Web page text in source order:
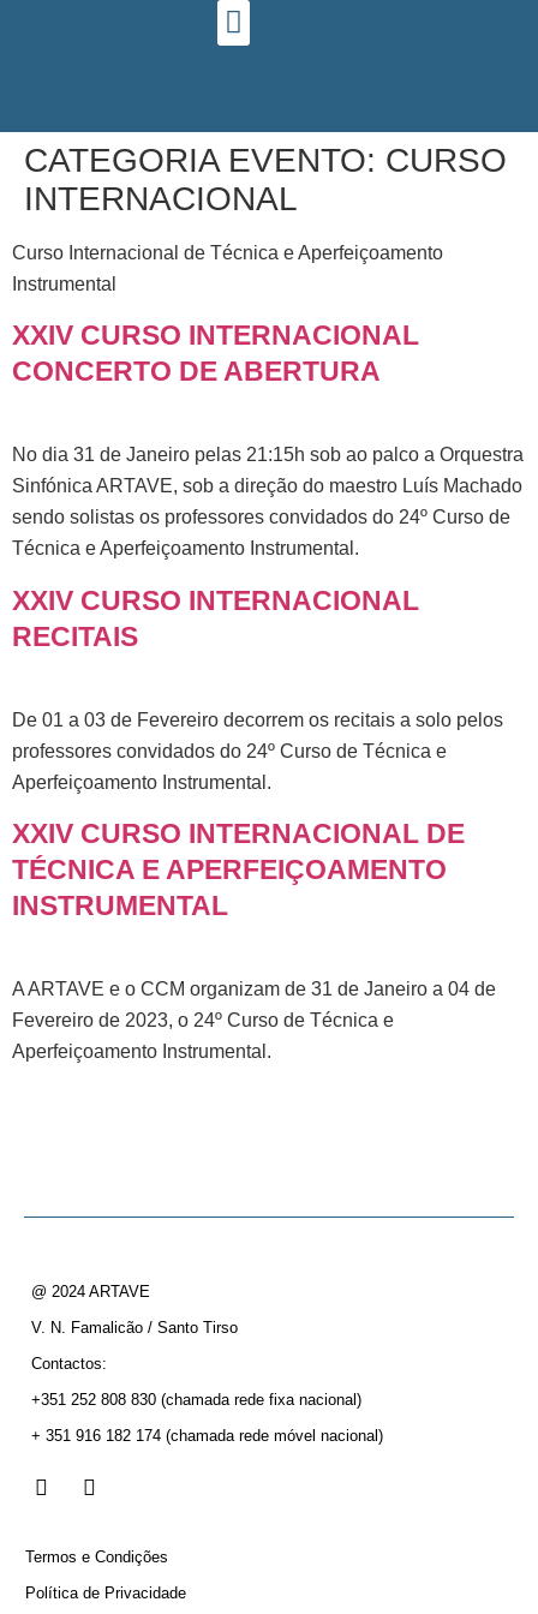
CATEGORIA EVENTO: CURSO
INTERNACIONAL
Curso Internacional de Técnica e Aperfeiçoamento
Instrumental
XXIV CURSO INTERNACIONAL
CONCERTO DE ABERTURA
No dia 31 de Janeiro pelas 21:15h sob ao palco a Orquestra
Sinfónica ARTAVE, sob a direção do maestro Luís Machado
sendo solistas os professores convidados do 24º Curso de
Técnica e Aperfeiçoamento Instrumental.
XXIV CURSO INTERNACIONAL
RECITAIS
De 01 a 03 de Fevereiro decorrem os recitais a solo pelos
professores convidados do 24º Curso de Técnica e
Aperfeiçoamento Instrumental.
XXIV CURSO INTERNACIONAL DE
TÉCNICA E APERFEIÇOAMENTO
INSTRUMENTAL
A ARTAVE e o CCM organizam de 31 de Janeiro a 04 de
Fevereiro de 2023, o 24º Curso de Técnica e
Aperfeiçoamento Instrumental.
@ 2024 ARTAVE
V. N. Famalicão / Santo Tirso
Contactos:
+351 252 808 830 (chamada rede fixa nacional)
+ 351 916 182 174 (chamada rede móvel nacional)
Termos e Condições
Política de Privacidade